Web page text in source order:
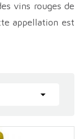
vins rouges de
appellation est
la profondeur et
se structure
